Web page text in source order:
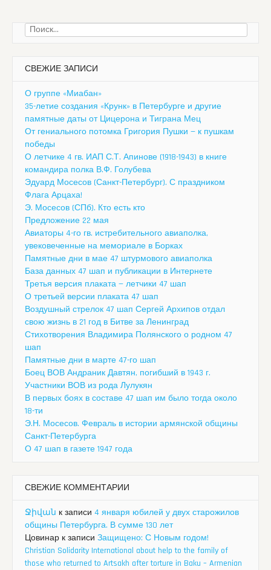
Найти:
СВЕЖИЕ ЗАПИСИ
О группе «Миабан»
35-летие создания «Крунк» в Петербурге и другие
памятные даты от Цицерона и Тиграна Мец
От гениального потомка Григория Пушки — к пушкам
победы
О летчике 4 гв. ИАП С.Т. Апинове (1918-1943) в книге
командира полка В.Ф. Голубева
Эдуард Мосесов (Санкт-Петербург). С праздником
Флага Арцаха!
Э. Мосесов (СПб). Кто есть кто
Предложение 22 мая
Авиаторы 4-го гв. истребительного авиаполка,
увековеченные на мемориале в Борках
Памятные дни в мае 47 штурмового авиаполка
База данных 47 шап и публикации в Интернете
Третья версия плаката — летчики 47 шап
О третьей версии плаката 47 шап
Воздушный стрелок 47 шап Сергей Архипов отдал
свою жизнь в 21 год в Битве за Ленинград
Стихотворения Владимира Полянского о родном 47
шап
Памятные дни в марте 47-го шап
Боец ВОВ Андраник Давтян, погибший в 1943 г.
Участники ВОВ из рода Лулукян
В первых боях в составе 47 шап им было тогда около
18-ти
Э.Н. Мосесов. Февраль в истории армянской общины
Санкт-Петербурга
О 47 шап в газете 1947 года
СВЕЖИЕ КОММЕНТАРИИ
Ջիվան к записи 4 января юбилей у двух старожилов
общины Петербурга. В сумме 130 лет
Цовинар к записи Защищено: С Новым годом!
Christian Solidarity International about help to the family of
those who returned to Artsakh after torture in Baku – Armenian